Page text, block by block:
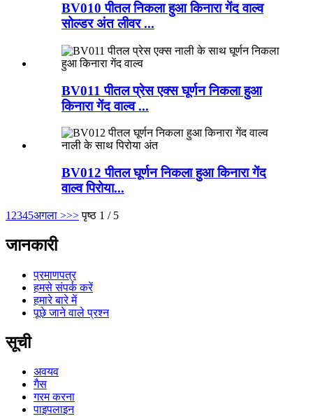
BV010 पीतल निकला हुआ किनारा गेंद वाल्व
सोल्डर अंत लीवर ...
BV011 पीतल प्रेस एक्स घूर्णन निकला हुआ
किनारा गेंद वाल्व ...
BV012 पीतल घूर्णन निकला हुआ किनारा गेंद
वाल्व पिरोया...
1 2345अगला >>> पृष्ठ 1 / 5
जानकारी
प्रमाणपत्र
हमसे संपर्क करें
हमारे बारे में
पूछे जाने वाले प्रश्न
सूची
अवयव
गैस
गरम करना
पाइपलाइन